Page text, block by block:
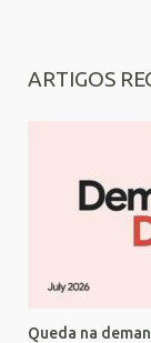
ARTIGOS
Queda na